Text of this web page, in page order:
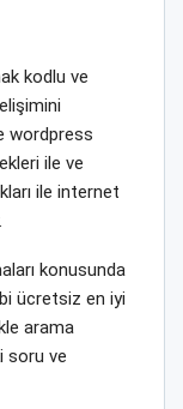
kodlu ve
wordpress
ile ve
ile internet
konusunda
ücretsiz en iyi
arama
soru ve